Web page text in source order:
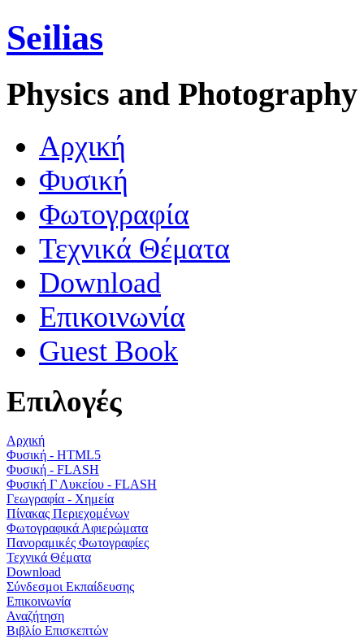
Seilias
Physics and Photography
Aρχική
Φυσική
Φωτογραφία
Τεχνικά Θέματα
Download
Επικοινωνία
Guest Book
Επιλογές
Αρχική
Φυσική - HTML5
Φυσική - FLASH
Φυσική Γ Λυκείου - FLASH
Γεωγραφία - Χημεία
Πίνακας Περιεχομένων
Φωτογραφικά Αφιερώματα
Πανοραμικές Φωτογραφίες
Τεχνικά Θέματα
Download
Σύνδεσμοι Εκπαίδευσης
Επικοινωνία
Αναζήτηση
Βιβλίο Επισκεπτών